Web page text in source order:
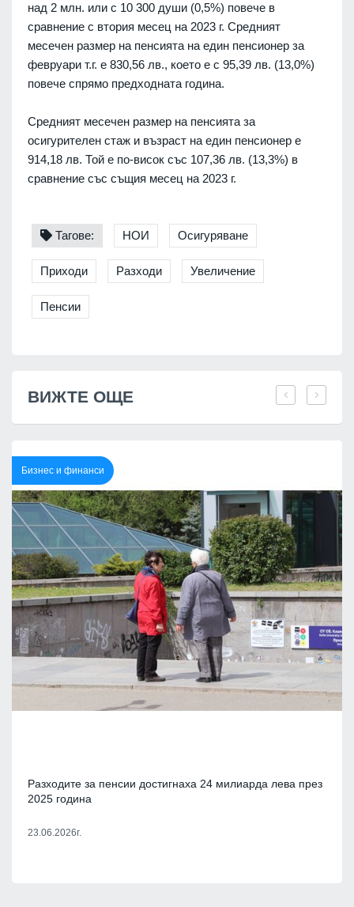
над 2 млн. или с 10 300 души (0,5%) повече в
сравнение с втория месец на 2023 г. Средният
месечен размер на пенсията на един пенсионер за
февруари т.г. е 830,56 лв., което е с 95,39 лв. (13,0%)
повече спрямо предходната година.
Средният месечен размер на пенсията за
осигурителен стаж и възраст на един пенсионер е
914,18 лв. Той е по-висок със 107,36 лв. (13,3%) в
сравнение със същия месец на 2023 г.
Тагове: НОИ Осигуряване
Приходи Разходи Увеличение
Пенсии
ВИЖТЕ ОЩЕ
Бизнес и финанси
Разходите за пенсии достигнаха 24 милиарда лева през
2025 година
23.06.2026г.